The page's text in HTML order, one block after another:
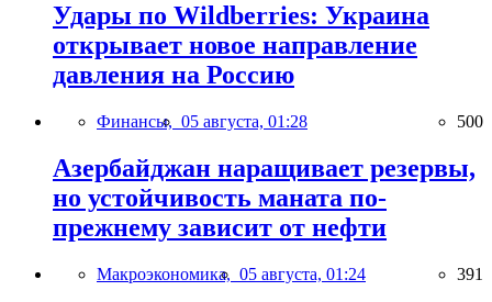
Удары по Wildberries: Украина
открывает новое направление
давления на Россию
Финансы, 05 августа, 01:28 500
Азербайджан наращивает резервы,
но устойчивость маната по-
прежнему зависит от нефти
Макроэкономика, 05 августа, 01:24 391